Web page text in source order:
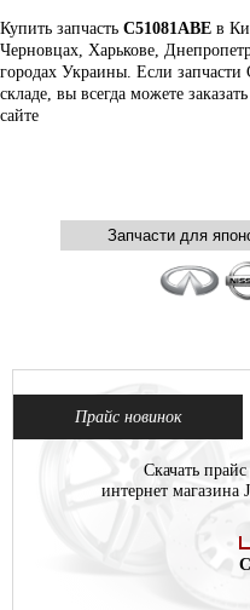
Купить запчасть C51081ABE в
Черновцах, Харькове,
городах Украины. Если
складе, вы всегда можете
сайте
Прайс новинок
Скачать
интернет